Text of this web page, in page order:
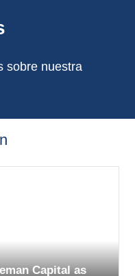
sobre nuestra
Capital as